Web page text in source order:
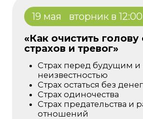
24 мая
Завершающий день на интенсиве
«Майская детоксикация»
РЕЗУЛЬТАТ,КОТОРЫЙ
ВАС ОЖИДАЕТ